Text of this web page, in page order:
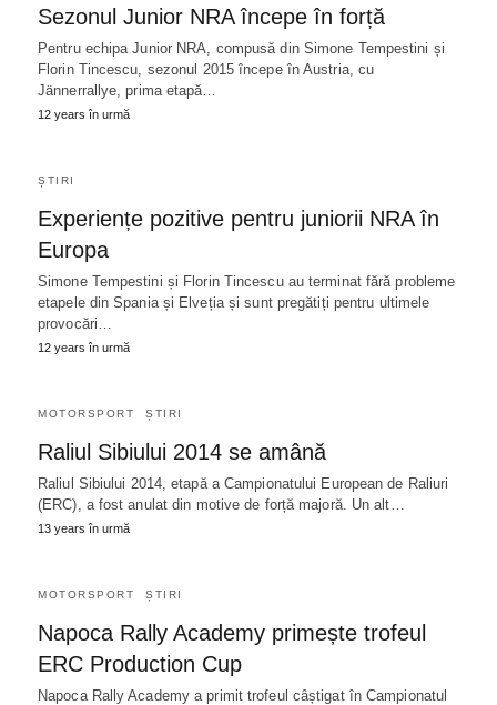
Sezonul Junior NRA începe în forță
Pentru echipa Junior NRA, compusă din Simone Tempestini și
Florin Tincescu, sezonul 2015 începe în Austria, cu
Jännerrallye, prima etapă…
12 years în urmă
ȘTIRI
Experiențe pozitive pentru juniorii NRA în
Europa
Simone Tempestini și Florin Tincescu au terminat fără probleme
etapele din Spania și Elveția și sunt pregătiți pentru ultimele
provocări…
12 years în urmă
MOTORSPORT ȘTIRI
Raliul Sibiului 2014 se amână
Raliul Sibiului 2014, etapă a Campionatului European de Raliuri
(ERC), a fost anulat din motive de forță majoră. Un alt…
13 years în urmă
MOTORSPORT ȘTIRI
Napoca Rally Academy primește trofeul
ERC Production Cup
Napoca Rally Academy a primit trofeul câștigat în Campionatul